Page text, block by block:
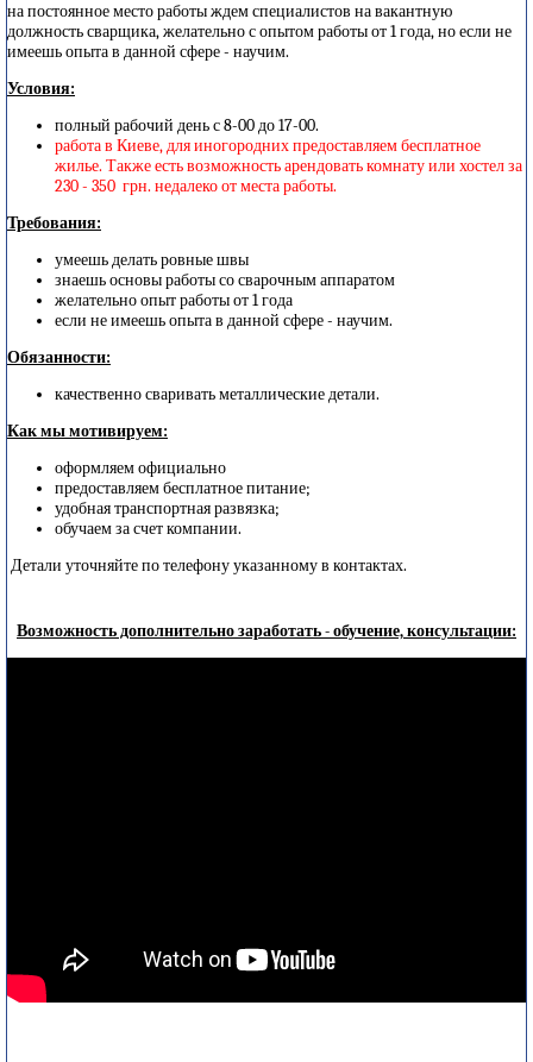
на постоянное место работы ждем специалистов на вакантную
должность сварщика, желательно с опытом работы от 1 года, но если не
имеешь опыта в данной сфере - научим.
Условия:
полный рабочий день с 8-00 до 17-00.
работа в Киеве, для иногородних предоставляем бесплатное
жилье. Также есть возможность арендовать комнату или хостел за
230 - 350 грн. недалеко от места работы.
Требования:
умеешь делать ровные швы
знаешь основы работы со сварочным аппаратом
желательно опыт работы от 1 года
если не имеешь опыта в данной сфере - научим.
Обязанности:
качественно сваривать металлические детали.
Как мы мотивируем:
оформляем официально
предоставляем бесплатное питание;
удобная транспортная развязка;
обучаем за счет компании.
Детали уточняйте по телефону указанному в контактах.
Возможность дополнительно заработать - обучение, консультации: